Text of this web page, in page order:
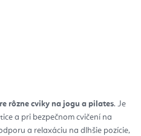
rôzne cviky na jogu a pilates. Je
a pri bezpečnom cvičení na
a relaxáciu na dlhšie pozície,